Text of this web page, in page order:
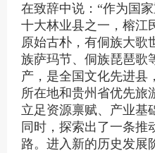
在致辞中说： “作为 国
十大林业县之一，榕江
原始古朴，有侗族大歌
族萨玛节、侗族琵琶歌
产 ， 是全国文化先进县
所在地和贵州省优先旅
立足资源禀赋、产业基
同时，探索出了一条推
路。 进入新的历史发展